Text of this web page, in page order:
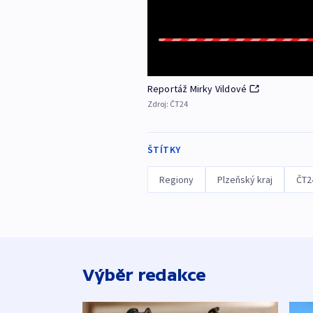
Reportáž Mirky Vildové
Zdroj: ČT24
ŠTÍTKY
Regiony Plzeňský kraj
Výběr redakce